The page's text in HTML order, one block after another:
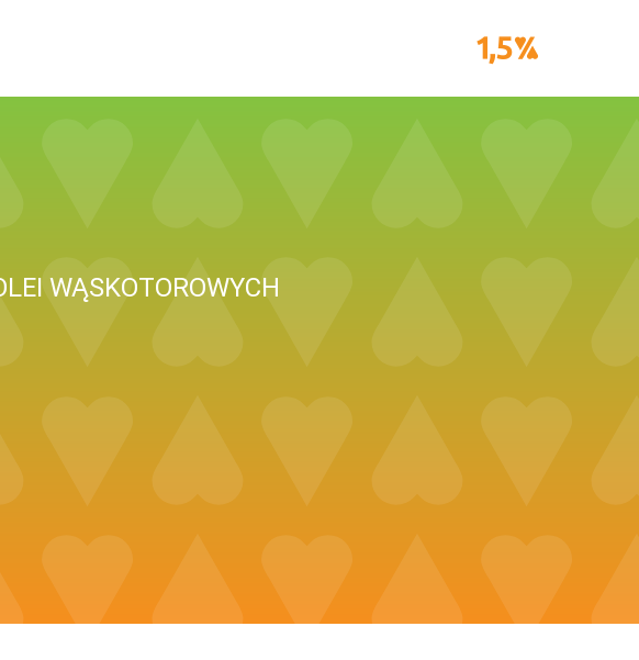
WĄSKOTOROWYCH